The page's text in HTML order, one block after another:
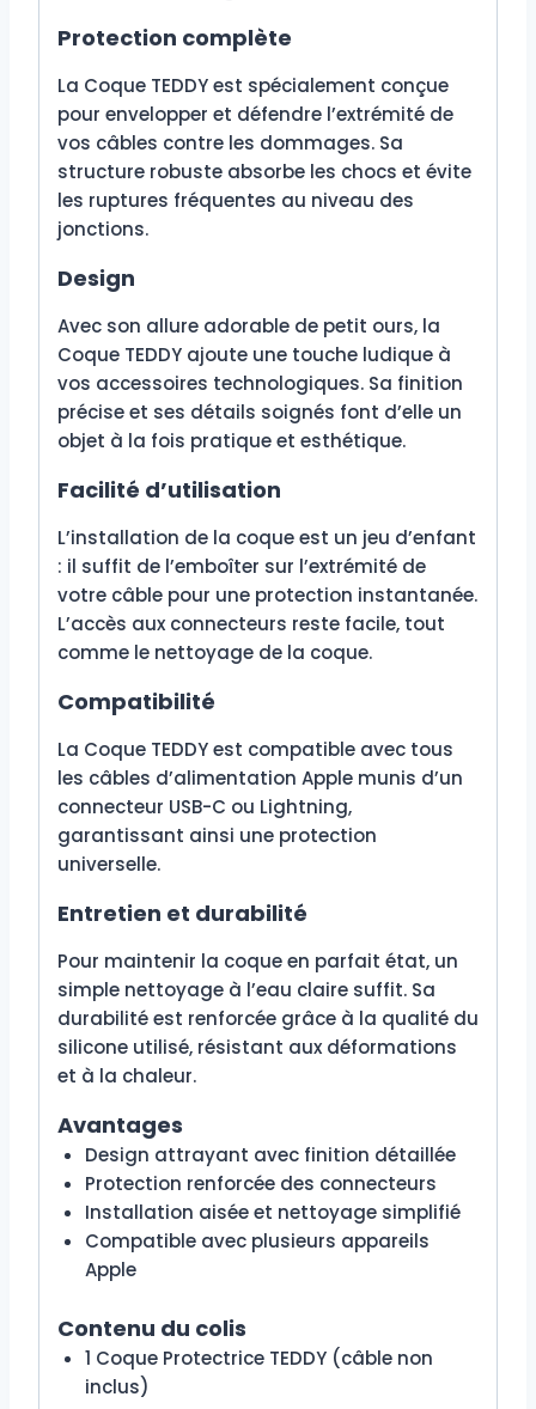
Protection complète
La Coque TEDDY est spécialement conçue
pour envelopper et défendre l’extrémité de
vos câbles contre les dommages. Sa
structure robuste absorbe les chocs et évite
les ruptures fréquentes au niveau des
jonctions.
Design
Avec son allure adorable de petit ours, la
Coque TEDDY ajoute une touche ludique à
vos accessoires technologiques. Sa finition
précise et ses détails soignés font d’elle un
objet à la fois pratique et esthétique.
Facilité d’utilisation
L’installation de la coque est un jeu d’enfant
: il suffit de l’emboîter sur l’extrémité de
votre câble pour une protection instantanée.
L’accès aux connecteurs reste facile, tout
comme le nettoyage de la coque.
Compatibilité
La Coque TEDDY est compatible avec tous
les câbles d’alimentation Apple munis d’un
connecteur USB-C ou Lightning,
garantissant ainsi une protection
universelle.
Entretien et durabilité
Pour maintenir la coque en parfait état, un
simple nettoyage à l’eau claire suffit. Sa
durabilité est renforcée grâce à la qualité du
silicone utilisé, résistant aux déformations
et à la chaleur.
Avantages
Design attrayant avec finition détaillée
Protection renforcée des connecteurs
Installation aisée et nettoyage simplifié
Compatible avec plusieurs appareils
Apple
Contenu du colis
1 Coque Protectrice TEDDY (câble non
inclus)